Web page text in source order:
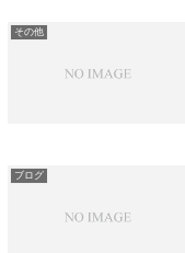
その他
ブログ